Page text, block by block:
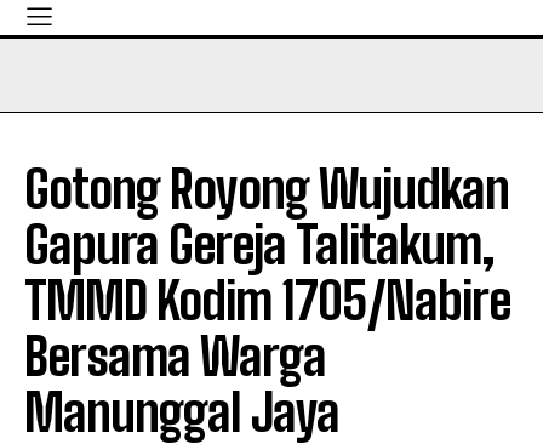
Gotong Royong Wujudkan
Gapura Gereja Talitakum,
TMMD Kodim 1705/Nabire
Bersama Warga
Manunggal Jaya